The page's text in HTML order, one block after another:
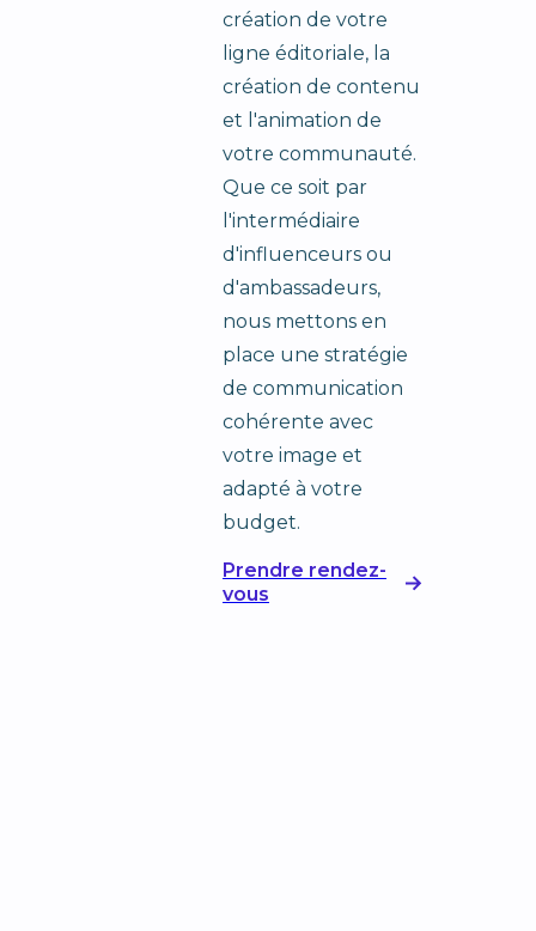
création de votre
ligne éditoriale, la
création de contenu
et l'animation de
votre communauté.
Que ce soit par
l'intermédiaire
d'influenceurs ou
d'ambassadeurs,
nous mettons en
place une stratégie
de communication
cohérente avec
votre image et
adapté à votre
budget.
Prendre rendez-
vous